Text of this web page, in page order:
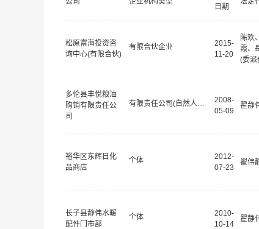
日期
松原富海投资咨
询中心(有限合伙)
有限合伙企业
2015-
11-20
陈欢
霞、
(委派
多伦县丰悦粮油
购销有限责任公
司
有限责任公司(自然人独资)
2008-
05-09
翟静
裕华区东辉日化
品商店
个体
2012-
07-23
翟伟
长子县静伟水暖
配件门市部
个体
2010-
10-14
翟静